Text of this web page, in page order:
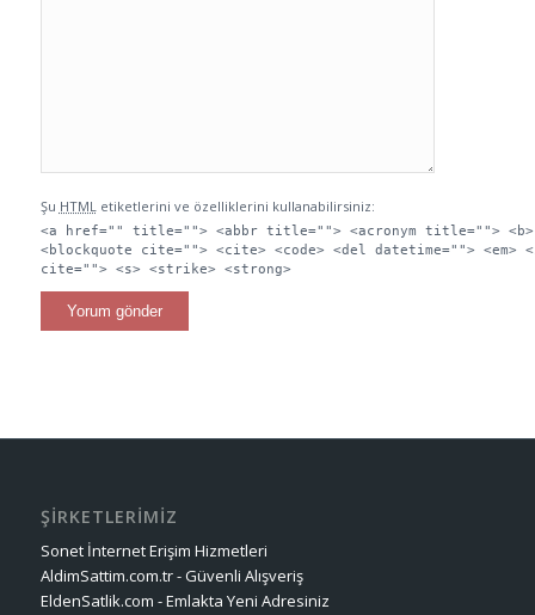
Şu HTMLetiketlerini ve özelliklerini kullanabilirsiniz:
<a href="" title=""> <abbr title=""> <acronym title=""> <b>
<blockquote cite=""> <cite> <code> <del datetime=""> <em>
cite=""> <s> <strike> <strong>
ŞİRKETLERİMİZ
Sonet İnternet Erişim Hizmetleri
AldimSattim.com.tr - Güvenli Alışveriş
EldenSatlik.com - Emlakta Yeni Adresiniz